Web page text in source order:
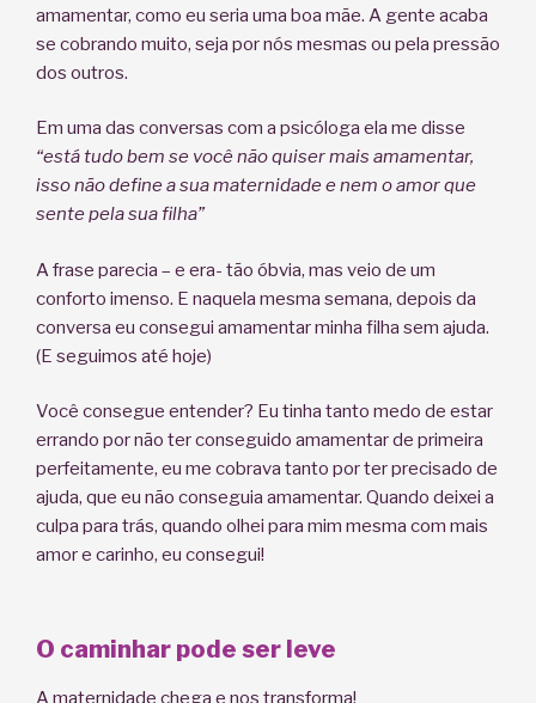
amamentar, como eu seria uma boa mãe. A gente acaba
se cobrando muito, seja por nós mesmas ou pela pressão
dos outros.
Em uma das conversas com a psicóloga ela me disse
“está tudo bem se você não quiser mais amamentar,
isso não define a sua maternidade e nem o amor que
sente pela sua filha”
A frase parecia – e era- tão óbvia, mas veio de um
conforto imenso. E naquela mesma semana, depois da
conversa eu consegui amamentar minha filha sem ajuda.
(E seguimos até hoje)
Você consegue entender? Eu tinha tanto medo de estar
errando por não ter conseguido amamentar de primeira
perfeitamente, eu me cobrava tanto por ter precisado de
ajuda, que eu não conseguia amamentar. Quando deixei a
culpa para trás, quando olhei para mim mesma com mais
amor e carinho, eu consegui!
O caminhar pode ser leve
A maternidade chega e nos transforma!